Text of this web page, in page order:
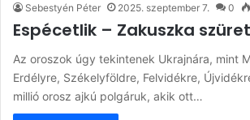
Sebestyén Péter 2025. szeptember 7. 0
Espécetlik – Zakuszka
Az oroszok úgy tekintenek Ukrajnára, mint
Erdélyre, Székelyföldre, Felvidékre,
millió orosz ajkú polgáruk, akik ott…